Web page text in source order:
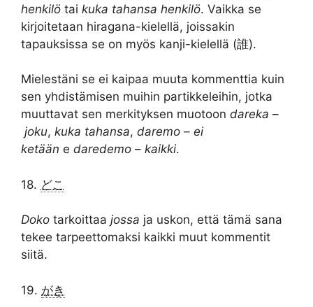
henkilö tai kuka tahansa henkilö. Vaikka se
kirjoitetaan hiragana-kielellä, joissakin
tapauksissa se on myös kanji-kielellä (誰).
Mielestäni se ei kaipaa muuta kommenttia kuin
sen yhdistämisen muihin partikkeleihin, jotka
muuttavat sen merkityksen muotoon dareka –
joku, kuka tahansa, daremo – ei
ketään e daredemo – kaikki.
18. どこ
Doko tarkoittaa jossa ja uskon, että tämä sana
tekee tarpeettomaksi kaikki muut kommentit
siitä.
19. がき